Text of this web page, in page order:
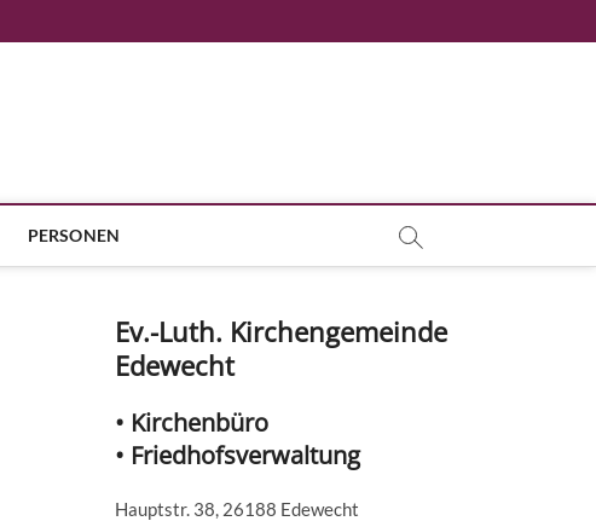
PERSONEN
Ev.-Luth. Kirchengemeinde
Edewecht
• Kirchenbüro
• Friedhofsverwaltung
Hauptstr. 38, 26188 Edewecht